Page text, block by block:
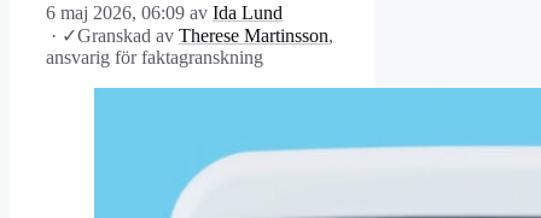
6 maj 2026, 06:09 av Ida Lund
· ✓Granskad av Therese Martinsson,
ansvarig för faktagranskning